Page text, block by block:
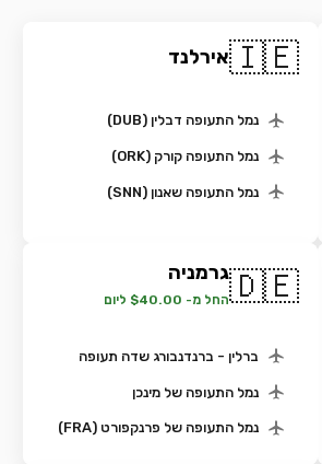
🇮🇪אירלנד
נמל התעופה דבלין (DUB)
נמל התעופה קורק (ORK)
נמל התעופה שאנון (SNN)
🇩🇪גרמניה
החל מ- $40.00 ליום
ברלין - ברנדנבורג שדה תעופה
נמל התעופה של מינכן
נמל התעופה של פרנקפורט (FRA)